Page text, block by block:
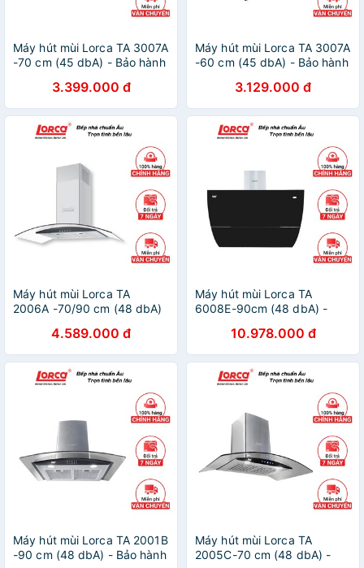
Máy hút mùi Lorca TA 3007A
-70 cm (45 dbA) - Bảo hành
3.399.000 đ
Máy hút mùi Lorca TA 3007A
-60 cm (45 dbA) - Bảo hành
3.129.000 đ
Máy hút mùi Lorca TA
2006A -70/90 cm (48 dbA)
4.589.000 đ
Máy hút mùi Lorca TA
6008E-90cm (48 dbA) -
10.978.000 đ
Máy hút mùi Lorca TA 2001B
-90 cm (48 dbA) - Bảo hành
Máy hút mùi Lorca TA
2005C-70 cm (48 dbA) -